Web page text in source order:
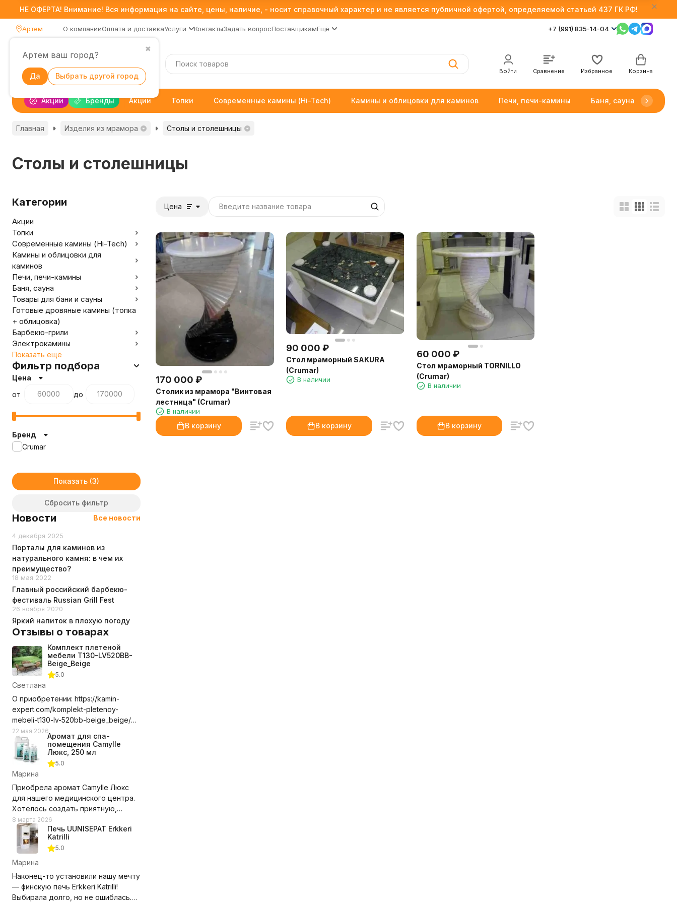
НЕ ОФЕРТА! Внимание! Вся информация на сайте, цены, наличие, - носит справочный характер и не является публичной офертой, определяемой статьей 437 ГК РФ!
Артем
✖
Артем ваш город?
Да Выбрать другой город
О компанииОплата и доставкаУслуги КонтактыЗадать вопросПоставщикамЕщё +7 (991) 835-14-04
Войти Сравнение Избранное Корзина
Акции Бренды Акции Топки Современные камины (Hi-Tech) Камины и облицовки для каминов Печи, печи-камины Баня, сауна
Главная Изделия из мрамора Столы и столешницы
Столы и столешницы
Цена
170 000 ₽
Столик из мрамора "Винтовая
лестница" (Crumar)
В наличии
В корзину
90 000 ₽
Стол мраморный SAKURA
(Crumar)
В наличии
В корзину
60 000 ₽
Стол мраморный TORNILLO
(Crumar)
В наличии
В корзину
Категории
Акции
Топки
Современные камины (Hi-Tech)
Камины и облицовки для
каминов
Печи, печи-камины
Баня, сауна
Товары для бани и сауны
Готовые дровяные камины (топка
+ облицовка)
Барбекю-грили
Электрокамины
Показать ещё
Фильтр подбора
Цена
от
до
Бренд
Crumar
Показать
Сбросить фильтр
Новости Все новости
4 декабря 2025
Порталы для каминов из
натурального камня: в чем их
преимущество?
18 мая 2022
Главный российский барбекю-
фестиваль Russian Grill Fest
26 ноября 2020
Яркий напиток в плохую погоду
Отзывы о товарах
Комплект плетеной
мебели T130-LV520BB-
Beige_Beige
5.0
Светлана
О приобретении: https://kamin-
expert.com/komplekt-pletenoy-
mebeli-t130-lv-520bb-beige_beige/
Долго выбирала где приобрести
этот комплект мебели, сравнивала
цены с учетом доставки. Выбор
компании оказался правильным.
Доставили в срок, удобное для нас
время, помогли с разгрузкой.
Замечаний нет! Рекомендую и
компанию и выбранный нами
комплект мебели.
Недостатки - Пока не обнаружили.
22 мая 2026
Аромат для спа-
помещения Camylle
Люкс, 250 мл
5.0
Марина
Приобрела аромат Camylle Люкс
для нашего медицинского центра.
Хотелось создать приятную,
располагающую атмосферу для
пациентов, но при этом без резких
запахов. Этот аромат превзошёл
ожидания!
Состав из эфирных масел каяпута,
гваякового дерева, мяты и
эвкалипта даёт именно тот эффект,
8 марта 2026
Печь UUNISEPAT Erkkeri
Katrilli
5.0
Марина
Наконец-то установили нашу мечту
— финскую печь Erkkeri Katrilli!
Выбирала долго, но не ошиблась.